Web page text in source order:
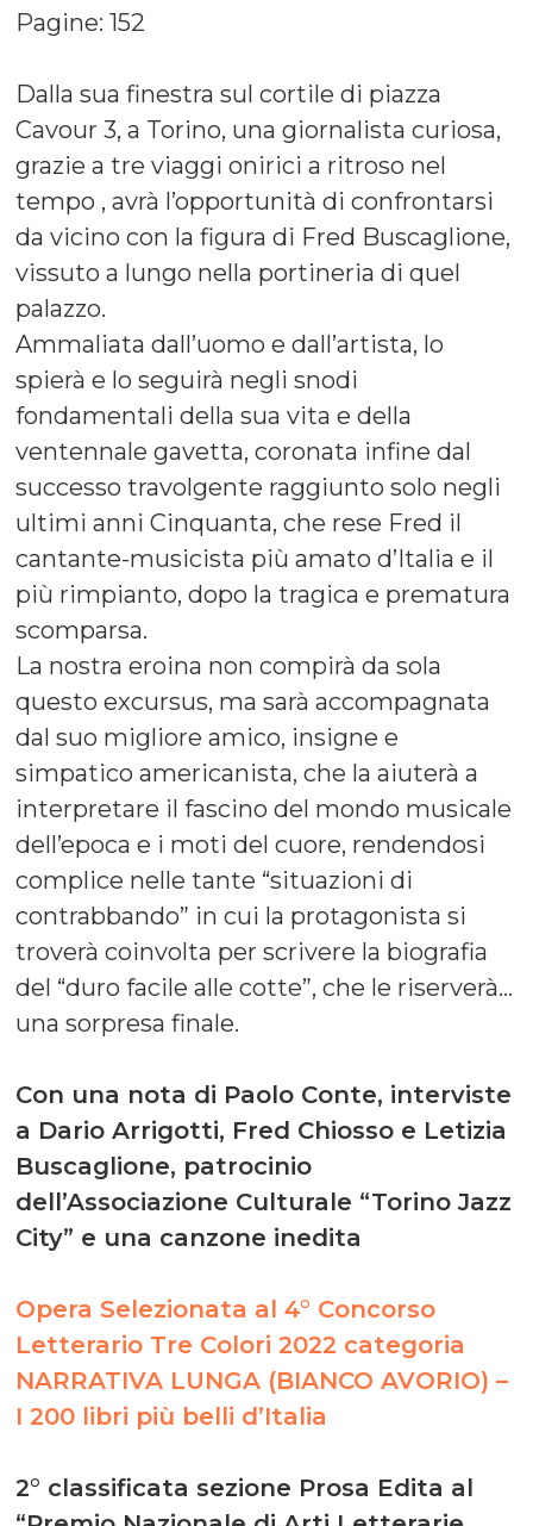
Pagine: 152
Dalla sua finestra sul cortile di piazza
Cavour 3, a Torino, una giornalista curiosa,
grazie a tre viaggi onirici a ritroso nel
tempo , avrà l’opportunità di confrontarsi
da vicino con la figura di Fred Buscaglione,
vissuto a lungo nella portineria di quel
palazzo.
Ammaliata dall’uomo e dall’artista, lo
spierà e lo seguirà negli snodi
fondamentali della sua vita e della
ventennale gavetta, coronata infine dal
successo travolgente raggiunto solo negli
ultimi anni Cinquanta, che rese Fred il
cantante-musicista più amato d’Italia e il
più rimpianto, dopo la tragica e prematura
scomparsa.
La nostra eroina non compirà da sola
questo excursus, ma sarà accompagnata
dal suo migliore amico, insigne e
simpatico americanista, che la aiuterà a
interpretare il fascino del mondo musicale
dell’epoca e i moti del cuore, rendendosi
complice nelle tante “situazioni di
contrabbando” in cui la protagonista si
troverà coinvolta per scrivere la biografia
del “duro facile alle cotte”, che le riserverà…
una sorpresa finale.
Con una nota di Paolo Conte, interviste
a Dario Arrigotti, Fred Chiosso e Letizia
Buscaglione, patrocinio
dell’Associazione Culturale “Torino Jazz
City” e una canzone inedita
Opera Selezionata al 4° Concorso
Letterario Tre Colori 2022 categoria
NARRATIVA LUNGA (BIANCO AVORIO) –
I 200 libri più belli d’Italia
2° classificata sezione Prosa Edita al